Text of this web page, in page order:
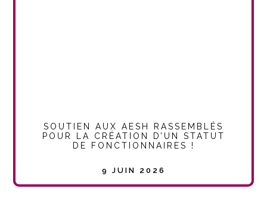
SOUTIEN AUX AESH RASSEMBLÉS
POUR LA CRÉATION D’UN STATUT
DE FONCTIONNAIRES !
9 JUIN 2026